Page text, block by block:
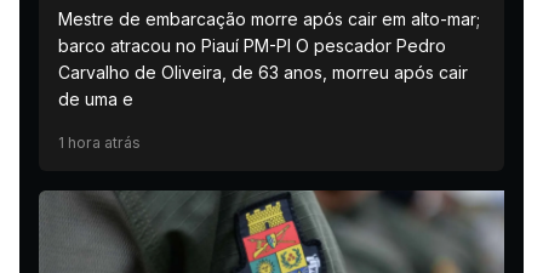
Mestre de embarcação morre após cair em alto-mar;
barco atracou no Piauí PM-PI O pescador Pedro
Carvalho de Oliveira, de 63 anos, morreu após cair
de uma e
1 hora atrás